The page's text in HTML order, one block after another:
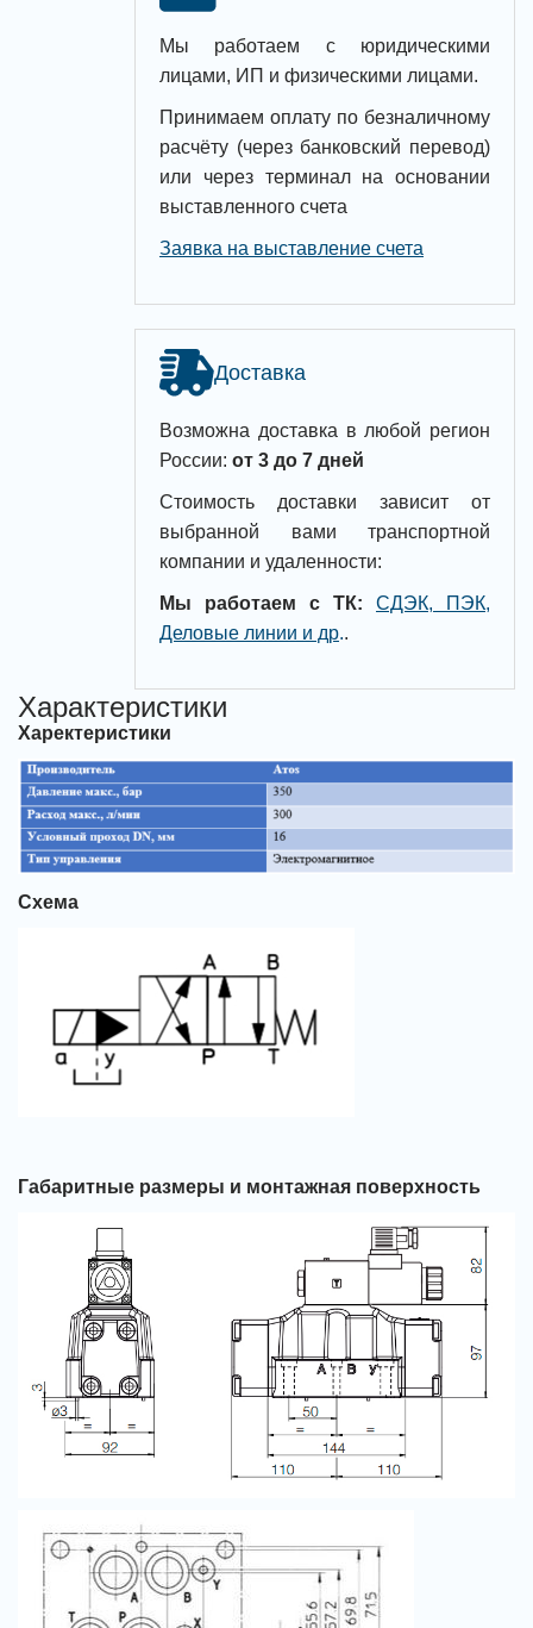
Мы работаем с юридическими
лицами, ИП и физическими лицами.
Принимаем оплату по безналичному
расчёту (через банковский перевод)
или через терминал на основании
выставленного счета
Заявка на выставление счета
Доставка
Возможна доставка в любой регион
России: от 3 до 7 дней
Стоимость доставки зависит от
выбранной вами транспортной
компании и удаленности:
Мы работаем с ТК:
СДЭК, ПЭК,
Деловые линии и др..
Характеристики
Харектеристики
Схема
Габаритные размеры и монтажная поверхность